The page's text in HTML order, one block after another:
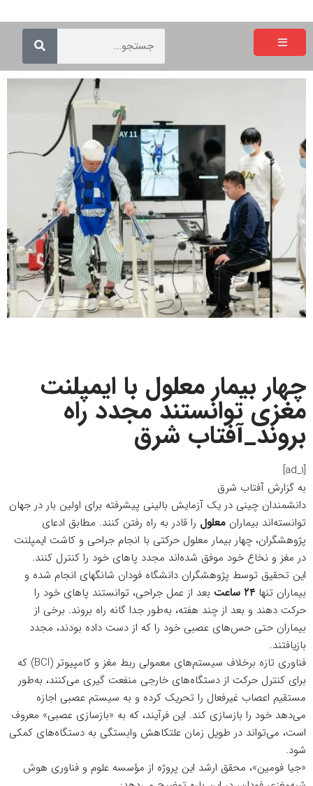
چهار بیمار معلول با ایمپلنت
مغزی توانستند مجدد راه
بروند_آفتاب شرق
[ad_1]
به گزارش آفتاب شرق
دانشمندان چینی در یک آزمایش بالینی پیشرفته برای اولین بار در جهان
توانسته‌اند بیماران معلول را قادر به راه رفتن کنند. مطابق ادعای
پژوهشگران، چهار بیمار معلول حرکتی با انجام جراحی و کاشت ایمپلنت
در مغز و نخاع خود موفق شده‌اند مجدد پاهای خود را کنترل کنند.
این تحقیق توسط پژوهشگران دانشگاه فودان شانگهای انجام شده و
بیماران تنها ۲۴ ساعت
بعد از عمل جراحی، توانستند پاهای خود را
حرکت دهند و بعد از چند هفته، به‌طور جدا گانه راه بروند. برخی از
بیماران حتی حس‌های عصبی خود را که از دست داده بودند، مجدد
بازیافتند.
فناوری تازه برخلاف سیستم‌های معمولی ربط مغز و کامپیوتر (BCI) که
برای کنترل حرکت از دستگاه‌های خارجی منفعت گیری می‌کنند، به‌طور
مستقیم اعصاب غیرفعال را تحریک کرده و به سیستم عصبی اجازه
می‌دهد خود را بازسازی کند. این فرآیند، که به «بازسازی عصبی» معروف
است، می‌تواند در طویل زمان علتکاهش وابستگی به دستگاه‌های کمکی
شود.
«جیا فومین»، محقق ارشد این پروژه از مؤسسه علوم و فناوری هوش